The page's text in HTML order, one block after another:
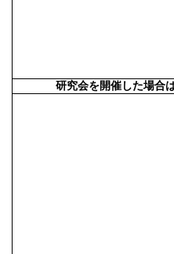
研究会を開催した場合